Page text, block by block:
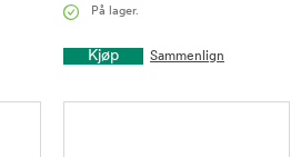
På lager.
Kjøp Sammenlign